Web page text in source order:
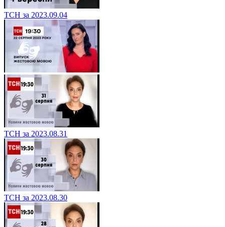
ТСН за 2023.09.04
ТСН за 2023.08.31
ТСН за 2023.08.30